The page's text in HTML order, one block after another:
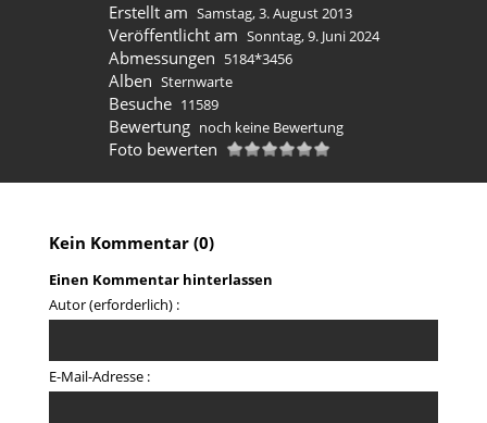
Erstellt am Samstag, 3. August 2013
Veröffentlicht am Sonntag, 9. Juni 2024
Abmessungen 5184*3456
Alben Sternwarte
Besuche 11589
Bewertung noch keine Bewertung
Foto bewerten
Kein Kommentar (0)
Einen Kommentar hinterlassen
Autor (erforderlich) :
E-Mail-Adresse :